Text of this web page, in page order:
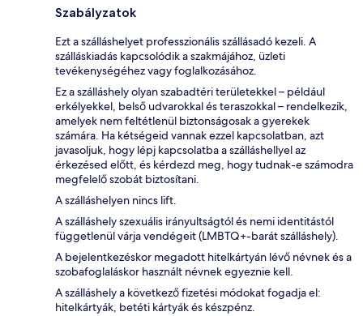
Szabályzatok
Ezt a szálláshelyet professzionális szállásadó kezeli. A
szálláskiadás kapcsolódik a szakmájához, üzleti
tevékenységéhez vagy foglalkozásához.
Ez a szálláshely olyan szabadtéri területekkel – például
erkélyekkel, belső udvarokkal és teraszokkal – rendelkezik,
amelyek nem feltétlenül biztonságosak a gyerekek
számára. Ha kétségeid vannak ezzel kapcsolatban, azt
javasoljuk, hogy lépj kapcsolatba a szálláshellyel az
érkezésed előtt, és kérdezd meg, hogy tudnak-e számodra
megfelelő szobát biztosítani.
A szálláshelyen nincs lift.
A szálláshely szexuális irányultságtól és nemi identitástól
függetlenül várja vendégeit (LMBTQ+-barát szálláshely).
A bejelentkezéskor megadott hitelkártyán lévő névnek és a
szobafoglaláskor használt névnek egyeznie kell.
A szálláshely a következő fizetési módokat fogadja el:
hitelkártyák, betéti kártyák és készpénz.